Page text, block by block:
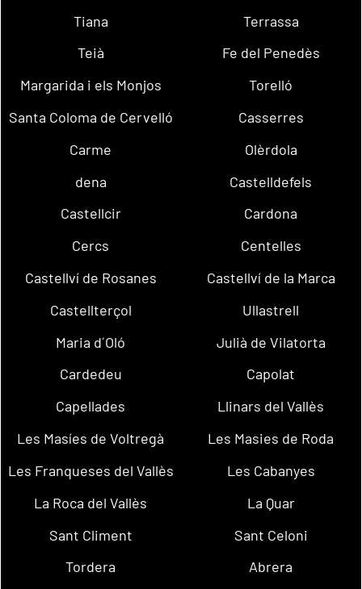
Tiana
Terrassa
Teià
Fe del Penedès
Margarida i els Monjos
Torelló
Santa Coloma de Cervelló
Casserres
Carme
Olèrdola
dena
Castelldefels
Castellcir
Cardona
Cercs
Centelles
Castellví de Rosanes
Castellví de la Marca
Castellterçol
Ullastrell
Maria d´Oló
Julià de Vilatorta
Cardedeu
Capolat
Capellades
Llinars del Vallès
Les Masíes de Voltregà
Les Masies de Roda
Les Franqueses del Vallès
Les Cabanyes
La Roca del Vallès
La Quar
Sant Climent
Sant Celoni
Tordera
Abrera